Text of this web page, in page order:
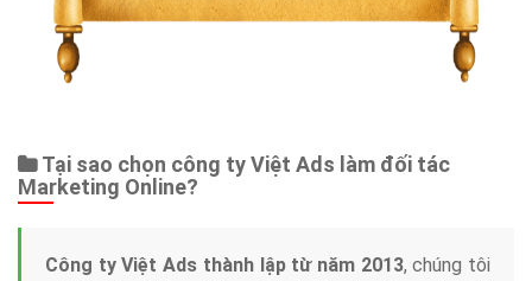
Tại sao chọn công ty Việt Ads làm đối tác
Marketing Online?
Công ty Việt Ads thành lập từ năm 2013, chúng tôi